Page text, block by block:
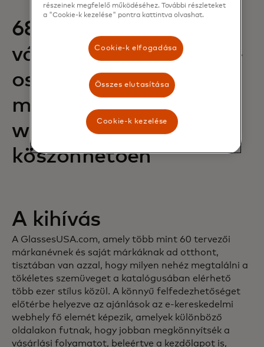
68%-os növekedés a
vásárlásokban és 88%-
os bevételnövekedés,
mindezt egyetlen
widgetnek
köszönhetően
A kihívás
A GlassesUSA.com, amely több mint 60 tervezői
márkanévnek és saját márkáknak ad otthont,
tisztában van azzal, hogy milyen nehéz megtalálni a
tökéletes szemüveget a katalógusában elérhető
több ezer stílus közül. A könnyű felfedezhetőséget
előtérbe helyezve az ajánlások az e-kereskedelmi
webhely fő elemét képezik, amelyek különböző
oldalakon futnak, hogy jobban megkönnyítsék a
vásárlási folyamatot, beleértve a kezdőlapot is,
részeinek megfelelő működéséhez. További részleteket
a "Cookie-k kezelése" pontra kattintva olvashat.
Cookie-k elfogadása
Összes elutasítása
Cookie-k kezelése